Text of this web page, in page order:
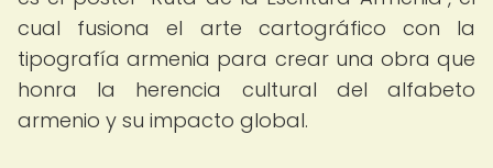
cual fusiona el arte cartográfico con la
tipografía armenia para crear una obra que
honra la herencia cultural del alfabeto
armenio y su impacto global.